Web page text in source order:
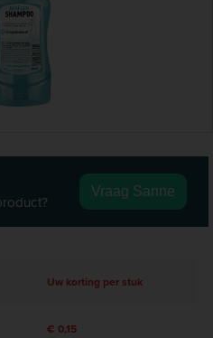
Vraag Sanne
Uw korting per stuk
€ 0,15